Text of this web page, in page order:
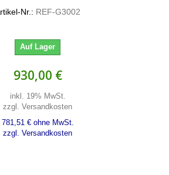
Nr.: REF-G3002
Auf Lager
930,00 €
inkl. 19% MwSt.
zzgl. Versandkosten
781,51 € ohne MwSt.
zzgl. Versandkosten